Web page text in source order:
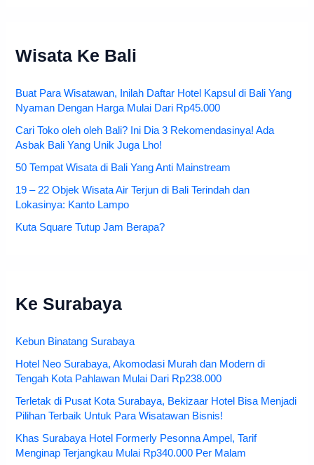
Wisata Ke Bali
Buat Para Wisatawan, Inilah Daftar Hotel Kapsul di Bali Yang
Nyaman Dengan Harga Mulai Dari Rp45.000
Cari Toko oleh oleh Bali? Ini Dia 3 Rekomendasinya! Ada
Asbak Bali Yang Unik Juga Lho!
50 Tempat Wisata di Bali Yang Anti Mainstream
19 – 22 Objek Wisata Air Terjun di Bali Terindah dan
Lokasinya: Kanto Lampo
Kuta Square Tutup Jam Berapa?
Ke Surabaya
Kebun Binatang Surabaya
Hotel Neo Surabaya, Akomodasi Murah dan Modern di
Tengah Kota Pahlawan Mulai Dari Rp238.000
Terletak di Pusat Kota Surabaya, Bekizaar Hotel Bisa Menjadi
Pilihan Terbaik Untuk Para Wisatawan Bisnis!
Khas Surabaya Hotel Formerly Pesonna Ampel, Tarif
Menginap Terjangkau Mulai Rp340.000 Per Malam